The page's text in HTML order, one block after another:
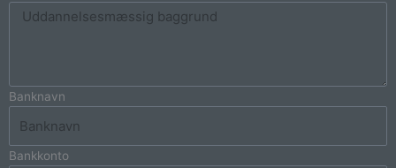
Banknavn
Bankkonto